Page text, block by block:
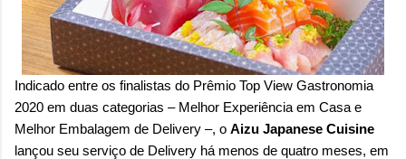
Indicado entre os finalistas do Prêmio Top View Gastronomia
2020 em duas categorias – Melhor Experiência em Casa e
Melhor Embalagem de Delivery –, o Aizu Japanese Cuisine
lançou seu serviço de Delivery há menos de quatro meses, em